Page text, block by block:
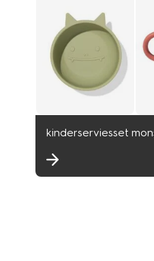
kinderserviesset